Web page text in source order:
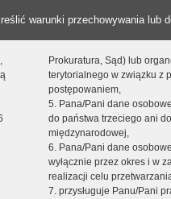
warunki przechowywania lub
Prokuratura, Sąd) lub
terytorialnego w związku z
postępowaniem,
5. Pana/Pani dane
do państwa trzeciego ani
międzynarodowej,
6. Pana/Pani dane
wyłącznie przez okres i w
realizacji celu
7. przysługuje Panu/Pani